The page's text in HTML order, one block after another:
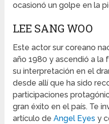
ocasionó un golpe en la
LEE SANG WOO
Este actor sur coreano
año 1980 y ascendió a la
su interpretación en el
desde allí que ha sido
participaciones
gran éxito en el país. Te
artículo deAngel Eyes y